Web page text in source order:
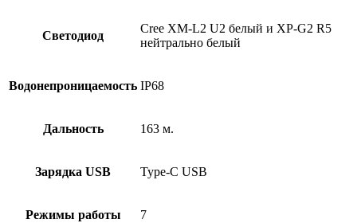
Светодиод
Cree XM-L2 U2 белый и XP-G2 R5
нейтрально белый
Водонепроницаемость IP68
Дальность 163 м.
Зарядка USB Type-C USB
Режимы работы 7